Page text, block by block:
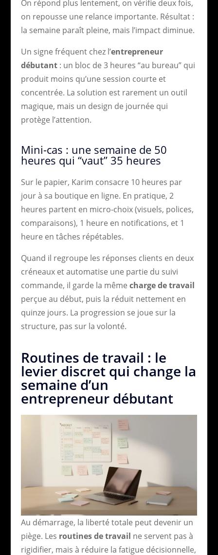
On répond plus lentement, on vérifie deux fois,
on repousse une relance importante. Résultat :
la semaine paraît pleine, mais l’impact diminue.
Un signe fréquent chez l’entrepreneur
débutant: un bloc de 3 heures “au bureau” qui
produit moins qu’une session courte et
concentrée. La solution est rarement un outil
magique, mais un design de journée qui
protège l’attention.
Mini-cas : une semaine de 50
heures qui “vaut” 35 heures
Sur le papier, Karim consacre 10 heures par
jour à sa boutique en ligne. En pratique, 2
heures partent en micro-choix (visuels, polices,
comparaisons), 1 heure en notifications, et 1
heure en tâches répétables.
Quand il regroupe les réponses clients en deux
créneaux et automatise une partie du suivi
commande, il garde la même charge de travail
perçue au début, puis la réduit nettement en
quinze jours. La progression se joue sur la
structure, pas sur la volonté.
Routines de travail : le
levier discret qui change la
semaine d’un
entrepreneur débutant
Au démarrage, la liberté totale peut devenir un
piège. Les routines de travail ne servent pas à
rigidifier, mais à réduire la fatigue décisionnelle,